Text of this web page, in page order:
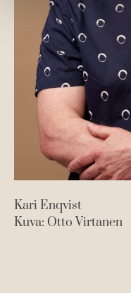
Kari Enqvist
Kuva: Otto Virtanen